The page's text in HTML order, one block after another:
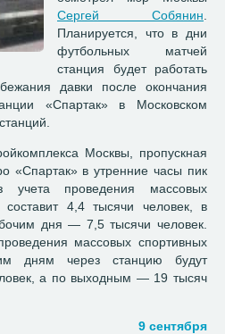
Сергей Собянин
Планируется, что в дни
футбольных матчей
станция будет работать
давки после окончания
«Спартак» в Московском
Москвы, пропускная
«Спартак» в утренние часы пик
проведения массовых
составит 4,4 тысячи человек, в
дня — 7,5 тысячи человек.
массовых спортивных
дням через станцию будут
а по выходным — 19 тысяч
9 сентября